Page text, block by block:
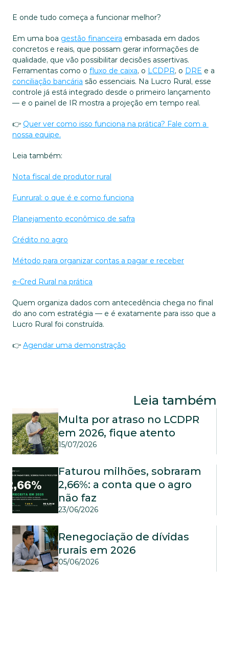
E onde tudo começa a funcionar melhor?
Em uma boa gestão financeira embasada em dados
concretos e reais, que possam gerar informações de
qualidade, que vão possibilitar decisões assertivas.
Ferramentas como o fluxo de caixa, o LCDPR, o DRE
conciliação bancária são essenciais. Na Lucro Rural, esse
controle já está integrado desde o primeiro lançamento
— e o painel de IR mostra a projeção em tempo real.
👉 Quer ver como isso funciona na prática? Fale com a
nossa equipe.
Leia também:
Nota fiscal de produtor rural
Funrural: o que é e como funciona
Planejamento econômico de safra
Crédito no agro
Método para organizar contas a pagar e receber
e-Cred Rural na prática
Quem organiza dados com antecedência chega no final
do ano com estratégia — e é exatamente para isso que a
Lucro Rural foi construída.
👉 Agendar uma demonstração
Leia também
Multa por atraso no LCDPR
em 2026, fique atento
15/07/2026
Faturou milhões, sobraram
2,66%: a conta que o agro
não faz
23/06/2026
Renegociação de dívidas
rurais em 2026
05/06/2026